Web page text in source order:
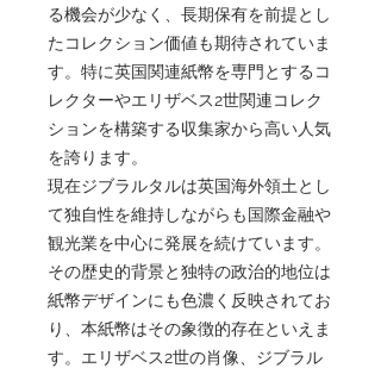
る機会が少なく、長期保有を前提とし
たコレクション価値も期待されていま
す。特に英国関連紙幣を専門とするコ
レクターやエリザベス2世関連コレク
ションを構築する収集家から高い人気
を誇ります。
現在ジブラルタルは英国海外領土とし
て独自性を維持しながらも国際金融や
観光業を中心に発展を続けています。
その歴史的背景と独特の政治的地位は
紙幣デザインにも色濃く反映されてお
り、本紙幣はその象徴的存在といえま
す。エリザベス2世の肖像、ジブラル